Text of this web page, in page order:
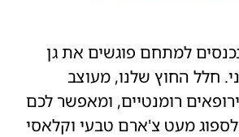
למתחם פוגשים את גן
חלל החוץ שלנו, מעוצב
רומנטיים, ומאפשר לכם
מעט צ'ארם טבעי וקלאסי